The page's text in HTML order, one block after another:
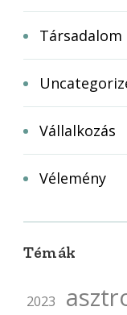
Társadalom
Vállalkozás
Vélemény
Témák
2023